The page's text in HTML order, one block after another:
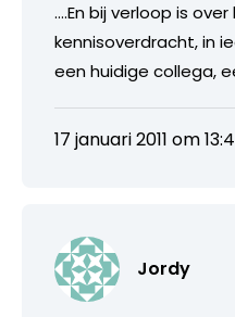
….En bij verloop is
kennisoverdracht, in
een huidige collega,
17 januari 2011 om
Jordy